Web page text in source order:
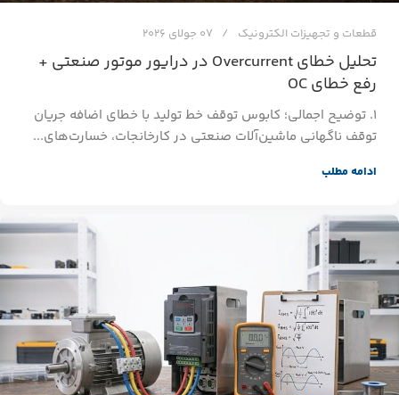
قطعات و تجهیزات الکترونیک 07 جولای 2026
تحلیل خطای Overcurrent در درایور موتور صنعتی +
رفع خطای OC
۱. توضیح اجمالی؛ کابوس توقف خط تولید با خطای اضافه جریان
توقف ناگهانی ماشین‌آلات صنعتی در کارخانجات، خسارت‌های...
ادامه مطلب